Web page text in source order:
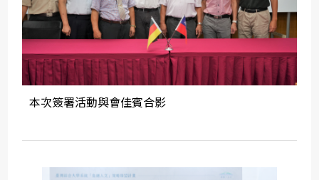
本次簽署活動與會佳賓合影